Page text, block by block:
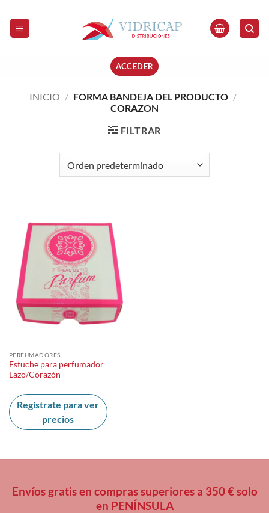
contenido
ACCEDER
INICIO / FORMA BANDEJA DEL PRODUCTO /
CORAZON
FILTRAR
PERFUMADORES
Estuche para perfumador
Lazo/Corazón
Regístrate para ver
precios
Envíos gratis en compras superiores a 350 € solo
en PENÍNSULA